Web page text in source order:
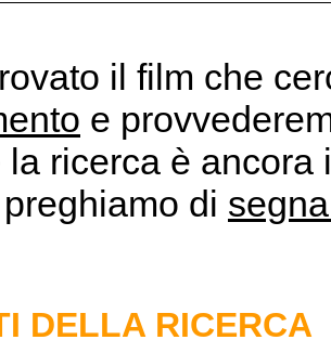
il film che
e
la ricerca è
di
DELLA RICERCA